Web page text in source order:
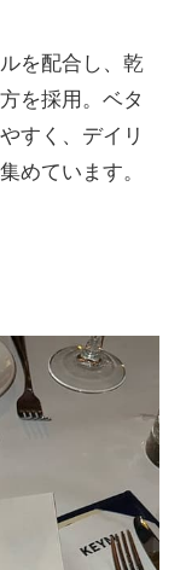
を配合し、乾
を採用。ベタ
すく、デイリ
めています。